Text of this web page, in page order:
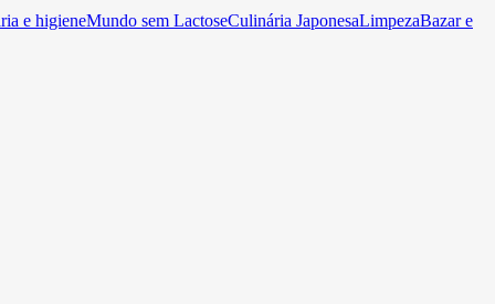
e higieneMundo sem LactoseCulinária JaponesaLimpezaBazar e